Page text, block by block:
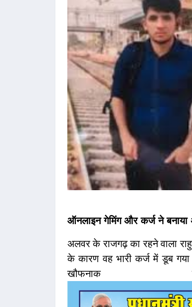
ऑनलाइन गेमिंग और कर्ज ने बनाया
अलवर के राजगढ़ का रहने वाला
के कारण वह भारी कर्ज में डूब